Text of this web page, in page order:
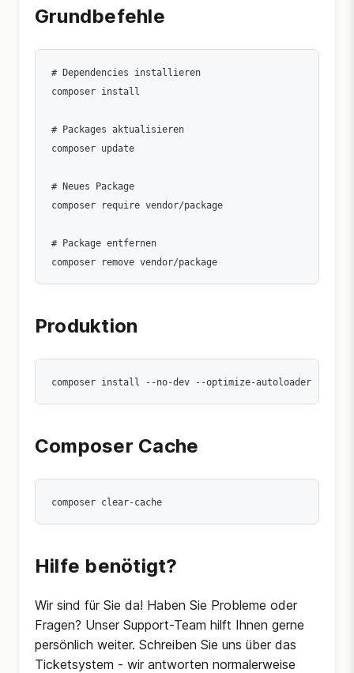
Grundbefehle
# Dependencies installieren
composer install
# Packages aktualisieren
composer update
# Neues Package
composer require vendor/package
# Package entfernen
Produktion
Composer Cache
Hilfe benötigt?
Wir sind für Sie da! Haben Sie Probleme oder
Fragen? Unser Support-Team hilft Ihnen gerne
persönlich weiter. Schreiben Sie uns über das
Ticketsystem - wir antworten normalerweise